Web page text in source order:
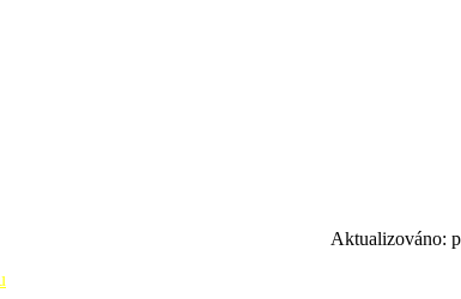
Aktualizováno: